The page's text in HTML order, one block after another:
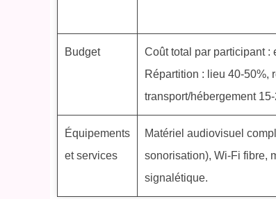
Budget
Coût total par participant :
Répartition : lieu 40-50%,
transport/hébergement
Équipements
et services
Matériel audiovisuel
sonorisation), Wi-Fi fibre,
signalétique.